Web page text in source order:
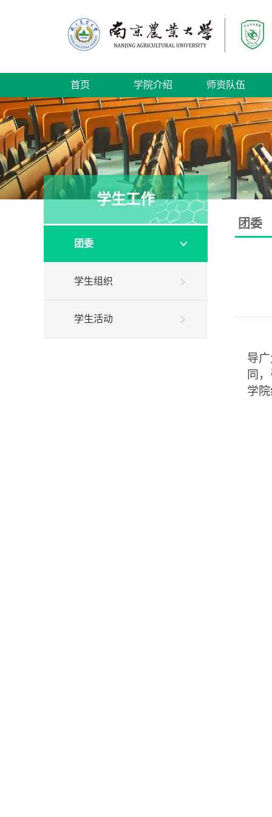
首页 学院介绍 师资队伍
学生工作
团委
学生组织
学生活动
团委
导
同
学